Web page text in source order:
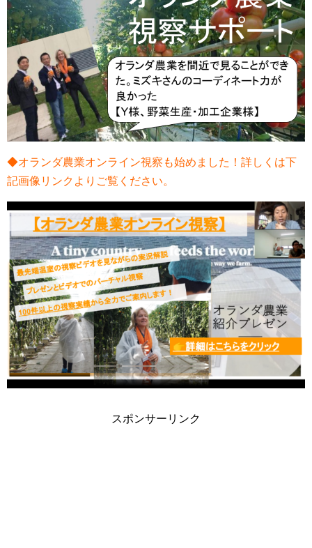
◆オランダ農業オンライン視察も始めました！詳しくは下
記画像リンクよりご覧ください。
スポンサーリンク